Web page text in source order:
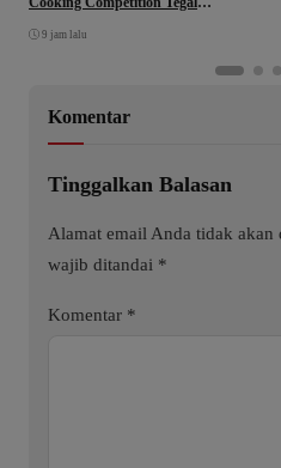
9 jam lalu
Komentar
Tinggalkan Balasan
Alamat email Anda tidak
wajib ditandai *
Komentar *